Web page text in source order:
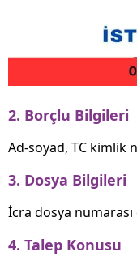
2. Borçlu Bilgileri
Ad-soyad, TC kimlik
3. Dosya Bilgileri
İcra dosya
4. Talep Konusu